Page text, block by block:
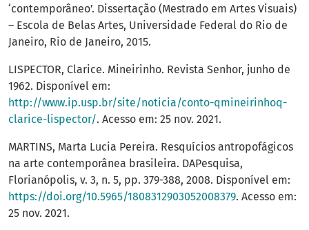
‘contemporâneo’. Dissertação (Mestrado em Artes Visuais)
– Escola de Belas Artes, Universidade Federal do Rio de
Janeiro, Rio de Janeiro, 2015.
LISPECTOR, Clarice. Mineirinho. Revista Senhor, junho de
1962. Disponível em:
http://www.ip.usp.br/site/noticia/conto-qmineirinhoq-
clarice-lispector/. Acesso em: 25 nov. 2021.
MARTINS, Marta Lucia Pereira. Resquícios antropofágicos
na arte contemporânea brasileira. DAPesquisa,
Florianópolis, v. 3, n. 5, pp. 379-388, 2008. Disponível em:
https://doi.org/10.5965/1808312903052008379. Acesso em:
25 nov. 2021.